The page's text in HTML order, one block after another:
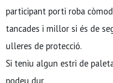
participant porti roba
tancades i millor si és de
ulleres de protecció.
Si teniu algun estri de
podeu dur.